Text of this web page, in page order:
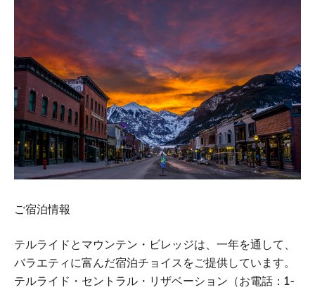
ご宿泊情報
テルライドとマウンテン・ビレッジは、一年を通して、
バラエティに富んだ宿泊チョイスをご提供しています。
テルライド・セントラル・リザベーション（お電話：1-